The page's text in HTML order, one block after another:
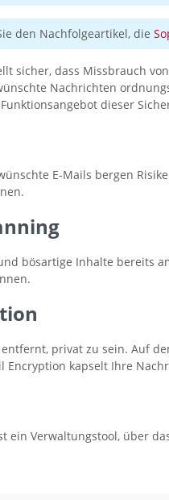
den Nachfolgeartikel, die
sicher, dass Missbrauch
Nachrichten
dieser
E-Mails bergen
bösartige Inhalte bereits
privat zu sein. Auf
Encryption kapselt Ihre
ein Verwaltungstool, über